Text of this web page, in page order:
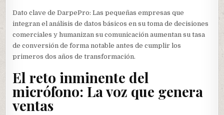
Dato clave de DarpePro: Las pequeñas empresas que
integran el análisis de datos básicos en su toma de decisiones
comerciales y humanizan su comunicación aumentan su tasa
de conversión de forma notable antes de cumplir los
primeros dos años de transformación.
El reto inminente del
micrófono: La voz que genera
ventas